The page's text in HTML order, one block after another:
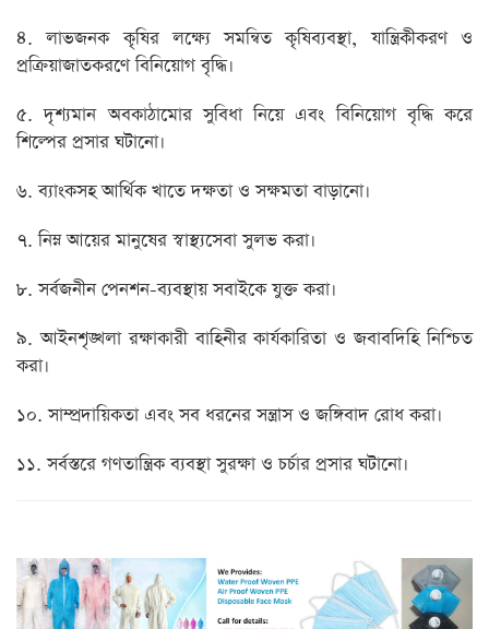
৪. লাভজনক কৃষির লক্ষ্যে সমন্বিত কৃষিব্যবস্থা, যান্ত্রিকীকরণ ও
প্রক্রিয়াজাতকরণে বিনিয়োগ বৃদ্ধি।
৫. দৃশ্যমান অবকাঠামোর সুবিধা নিয়ে এবং বিনিয়োগ বৃদ্ধি করে
শিল্পের প্রসার ঘটানো।
৬. ব্যাংকসহ আর্থিক খাতে দক্ষতা ও সক্ষমতা বাড়ানো।
৭. নিম্ন আয়ের মানুষের স্বাস্থ্যসেবা সুলভ করা।
৮. সর্বজনীন পেনশন-ব্যবস্থায় সবাইকে যুক্ত করা।
৯. আইনশৃঙ্খলা রক্ষাকারী বাহিনীর কার্যকারিতা ও জবাবদিহি নিশ্চিত
করা।
১০. সাম্প্রদায়িকতা এবং সব ধরনের সন্ত্রাস ও জঙ্গিবাদ রোধ করা।
১১. সর্বস্তরে গণতান্ত্রিক ব্যবস্থা সুরক্ষা ও চর্চার প্রসার ঘটানো।